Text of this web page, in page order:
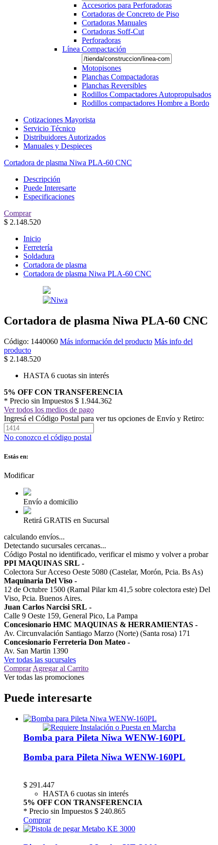
Accesorios para Perforadoras
Cortadoras de Concreto de Piso
Cortadoras Manuales
Cortadoras Soff-Cut
Perforadoras
Línea Compactación
Motopisones
Planchas Compactadoras
Planchas Reversibles
Rodillos Compactadores Autopropulsados
Rodillos compactadores Hombre a Bordo
Cotizaciones Mayorista
Servicio Técnico
Distribuidores Autorizados
Manuales y Despieces
Cortadora de plasma Niwa PLA-60 CNC
Descripción
Puede Interesarte
Especificaciones
Comprar
$ 2.148.520
Inicio
Ferretería
Soldadura
Cortadora de plasma
Cortadora de plasma Niwa PLA-60 CNC
Cortadora de plasma Niwa PLA-60 CNC
Código: 1440060 Más información del producto Más info del
producto
$ 2.148.520
HASTA 6 cuotas sin interés
5% OFF CON TRANSFERENCIA
* Precio sin Impuestos $ 1.944.362
Ver todos los medios de pago
Ingresá el Código Postal para ver tus opciones de Envío y Retiro:
No conozco el código postal
Estás en:
Modificar
Envío a domicilio
Retirá GRATIS en Sucursal
calculando envíos...
Detectando sucursales cercanas...
Código Postal no identificado, verificar el mismo y volver a probar
PPI MAQUINAS SRL -
Colectora Sur Acceso Oeste 5080 (Castelar, Morón, Pcia. Bs As)
Maquinaria Del Viso -
12 de Octubre 1500 (Ramal Pilar km 41,5 sobre colectora este) Del
Viso, Pcia. Buenos Aires.
Juan Carlos Narcisi SRL -
Calle 9 Oeste 159, General Pico, La Pampa
Concesionario HMC MAQUINAS & HERRAMIENTAS -
Av. Circunvalación Santiago Marzo (Norte) (Santa rosa) 171
Concesionario Ferreteria Don Mateo -
Av. San Martin 1390
Ver todas las sucursales
Comprar Agregar al Carrito
Ver todas las promociones
Puede interesarte
Bomba para Pileta Niwa WENW-160PL
Bomba para Pileta Niwa WENW-160PL
$ 291.447
HASTA 6 cuotas sin interés
5% OFF CON TRANSFERENCIA
* Precio sin Impuestos $ 240.865
Comprar